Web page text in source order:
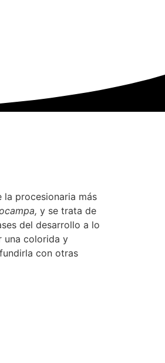
procesionaria más
y se trata de
del desarrollo a lo
una colorida y
con otras